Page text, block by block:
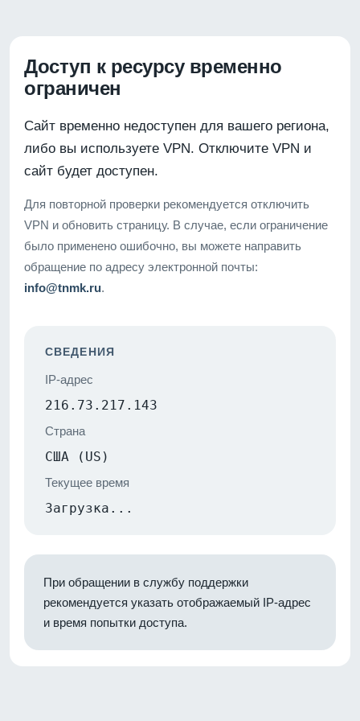
Доступ к ресурсу временно
ограничен
Сайт временно недоступен для вашего региона,
либо вы используете VPN. Отключите VPN и
сайт будет доступен.
Для повторной проверки рекомендуется отключить
VPN и обновить страницу. В случае, если ограничение
было применено ошибочно, вы можете направить
обращение по адресу электронной почты:
info@tnmk.ru.
СВЕДЕНИЯ
IP-адрес
216.73.217.143
Страна
США (US)
Текущее время
Загрузка...
При обращении в службу поддержки
рекомендуется указать отображаемый IP-адрес
и время попытки доступа.